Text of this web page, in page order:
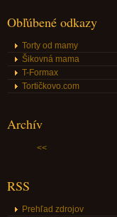
Obľúbené odkazy
Torty od mamy
Šikovná mama
T-Formax
Tortičkovo.com
Archív
<<
RSS
Prehľad zdrojov